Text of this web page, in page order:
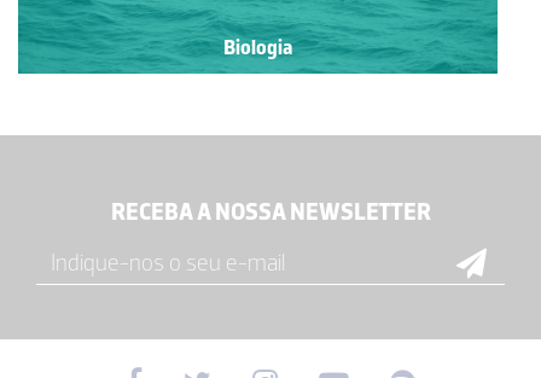
Biologia
RECEBA A NOSSA NEWSLETTER